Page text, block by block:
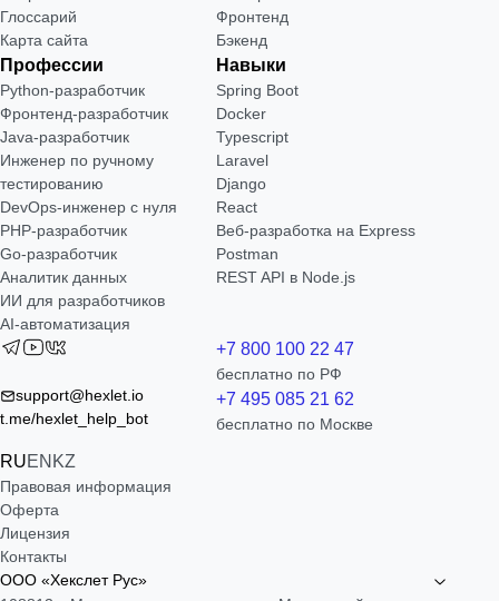
Глоссарий
Карта сайта
Фронтенд
Бэкенд
Профессии
Python-разработчик
Фронтенд-разработчик
Java-разработчик
Инженер по ручному
тестированию
DevOps-инженер с нуля
РНР-разработчик
Go-разработчик
Аналитик данных
ИИ для разработчиков
AI-автоматизация
Навыки
Spring Boot
Docker
Typescript
Laravel
Django
React
Веб-разработка на Express
Postman
REST API в Node.js
support@hexlet.io
t.me/hexlet_help_bot
RUEN KZ
+7 800 100 22 47
бесплатно по РФ
+7 495 085 21 62
бесплатно по Москве
Правовая информация
Оферта
Лицензия
Контакты
ООО «Хекслет Рус»